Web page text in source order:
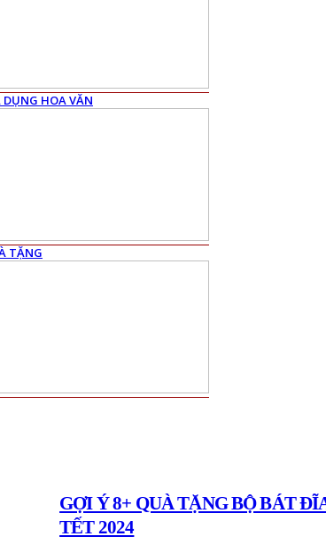
HOA VĂN
TẶNG
GỢI Ý 8+ QUÀ TẶNG BỘ BÁT
TẾT 2024